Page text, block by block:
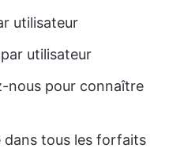
utilisateur
utilisateur
nous pour connaître
dans tous les forfaits